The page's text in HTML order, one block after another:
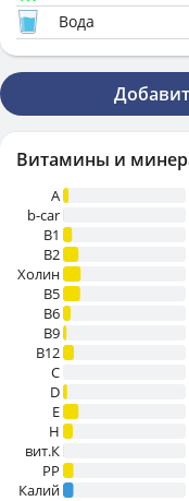
Вода
Витамины и
A
b-car
В1
B2
Холин
B5
B6
B9
B12
C
D
E
H
вит.К
PP
Калий